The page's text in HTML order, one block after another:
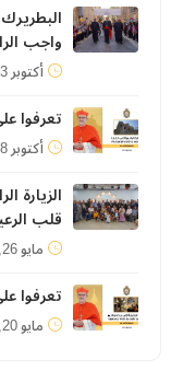
واجب
أكتوبر 13, 2025
تعرفوا
أكتوبر 8, 2025
الزيارة
قلب
مايو 26, 2025
تعرفوا
مايو 20, 2025